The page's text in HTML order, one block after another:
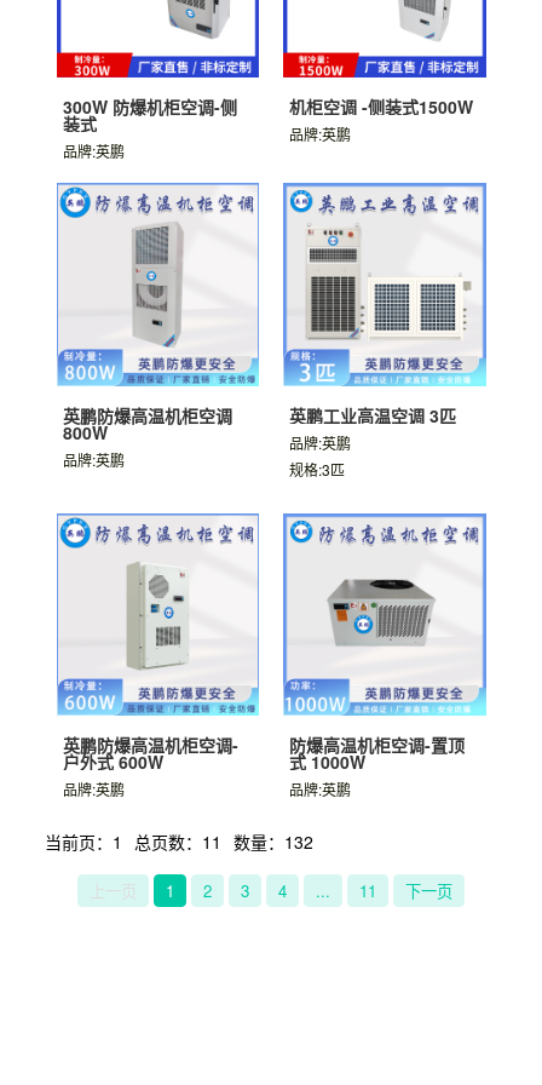
300W 防爆机柜空调-侧
装式
品牌:英鹏
机柜空调 -侧装式1500W
品牌:英鹏
英鹏防爆高温机柜空调
800W
品牌:英鹏
英鹏工业高温空调 3匹
品牌:英鹏
规格:3匹
英鹏防爆高温机柜空调-
户外式 600W
品牌:英鹏
防爆高温机柜空调-置顶
式 1000W
品牌:英鹏
当前页：1 总页数：11 数量：132
上一页 1 2 3 4 ... 11 下一页